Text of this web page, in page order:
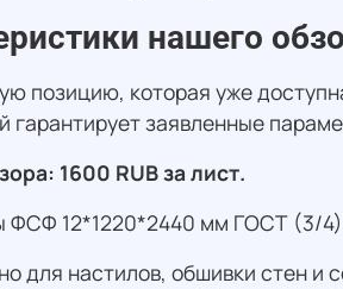
нашего
позицию, которая уже
гарантирует заявленные
1600 RUB за лист.
ФСФ 12*1220*2440 мм ГОСТ (3/
для настилов, обшивки стен и